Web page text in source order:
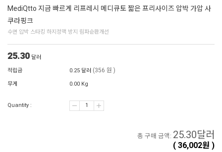
MediQtto 지금 빠르게 리프레시 메디큐토 짧은 프리사이즈 압박 가압 사
쿠라핑크
수면 압박 스타킹 하지정맥 방지 림파순환개선
25.30 달러
적립금
0.25 달러 (356 원 )
무게 0.00 Kg
Quantity :
총 구매 금액: 25.30달러
(36,002원 )